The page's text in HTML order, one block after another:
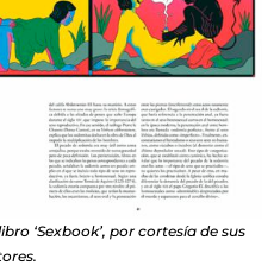
‘Sexbook’, por cortesía de sus